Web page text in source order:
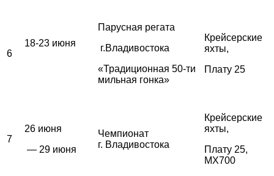
6
18-23 июня
Парусная регата
г.Владивостока
«Традиционная 50-ти
мильная гонка»
Крейсерские
яхты,
Плату 25
7
26 июня
— 29 июня
Чемпионат
г. Владивостока
Крейсерские
яхты,
Плату 25,
MX700